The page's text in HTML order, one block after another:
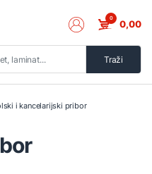
Traži
0 0,00
i kancelarijski pribor